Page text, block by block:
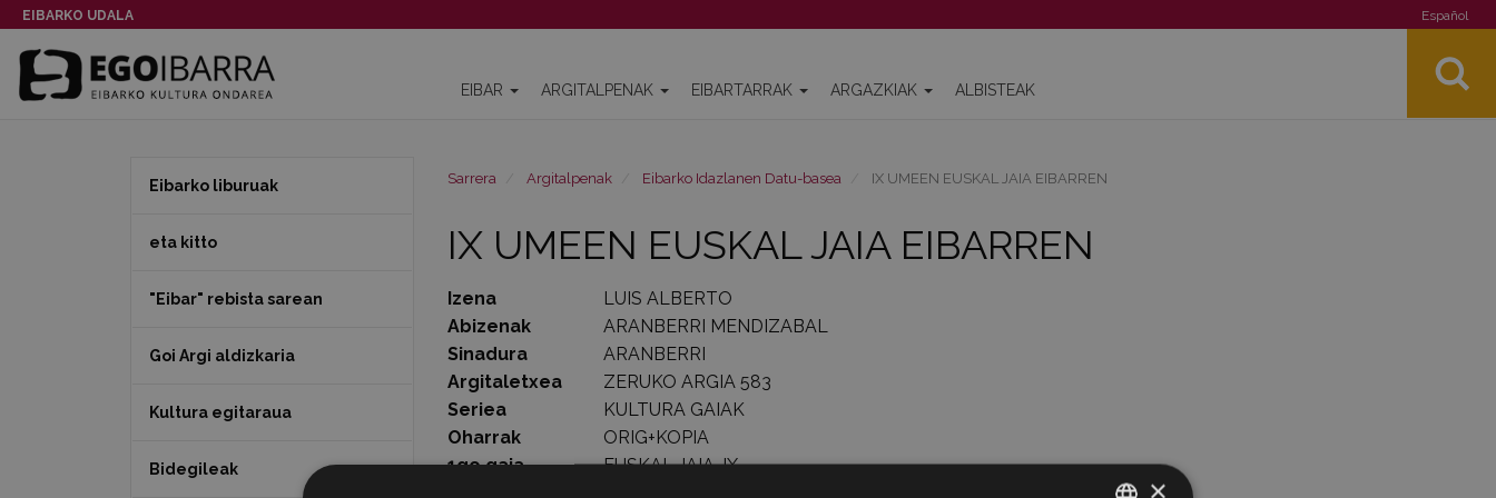
EIBARKO UDALA Español
EIBAR ARGITALPENAK EIBARTARRAK ARGAZKIAK ALBISTEAK
Sarrera Argitalpenak Eibarko Idazlanen Datu-basea IX UMEEN EUSKAL JAIA EIBARREN
IX UMEEN EUSKAL JAIA EIBARREN
Izena
LUIS ALBERTO
Abizenak
ARANBERRI MENDIZABAL
Sinadura
ARANBERRI
Argitaletxea
ZERUKO ARGIA 583
Seriea
KULTURA GAIAK
Oharrak
ORIG+KOPIA
1go gaia
EUSKAL JAIA-IX
Eibarko liburuak
eta kitto
"Eibar" rebista sarean
Goi Argi aldizkaria
Kultura egitaraua
Bidegileak
×